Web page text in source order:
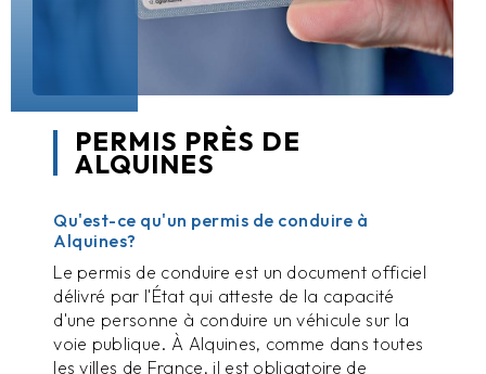
PERMIS PRÈS DE
ALQUINES
Qu'est-ce qu'un permis de conduire à
Alquines?
Le permis de conduire est un document officiel
délivré par l'État qui atteste de la capacité
d'une personne à conduire un véhicule sur la
voie publique. À Alquines, comme dans toutes
les villes de France, il est obligatoire de